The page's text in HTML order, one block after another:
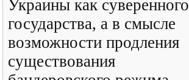
Украины как суверенного
государства, а в смысле
возможности продления
существования